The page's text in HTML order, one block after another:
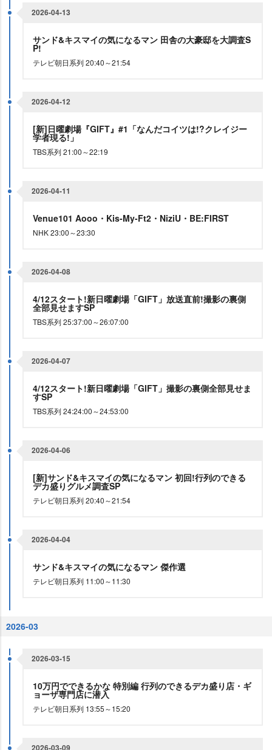
2026-04-13
サンド&キスマイの気になるマン 田舎の大豪邸を大調査S
P!
テレビ朝日系列 20:40～21:54
2026-04-12
[新]日曜劇場『GIFT』#1「なんだコイツは!?クレイジー
学者現る!」
TBS系列 21:00～22:19
2026-04-11
Venue101 Aooo・Kis-My-Ft2・NiziU・BE:FIRST
NHK 23:00～23:30
2026-04-08
4/12スタート!新日曜劇場「GIFT」放送直前!撮影の裏側
全部見せますSP
TBS系列 25:37:00～26:07:00
2026-04-07
4/12スタート!新日曜劇場「GIFT」撮影の裏側全部見せま
すSP
TBS系列 24:24:00～24:53:00
2026-04-06
[新]サンド&キスマイの気になるマン 初回!行列のできる
デカ盛りグルメ調査SP
テレビ朝日系列 20:40～21:54
2026-04-04
サンド&キスマイの気になるマン 傑作選
テレビ朝日系列 11:00～11:30
2026-03
2026-03-15
10万円でできるかな 特別編 行列のできるデカ盛り店・ギ
ョーザ専門店に潜入
テレビ朝日系列 13:55～15:20
2026-03-09